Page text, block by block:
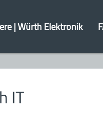
| Würth Elektronik
IT